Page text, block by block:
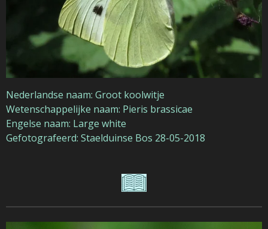
Nederlandse naam: Groot koolwitje
Wetenschappelijke naam: Pieris brassicae
Engelse naam: Large white
Gefotografeerd: Staelduinse Bos 28-05-2018